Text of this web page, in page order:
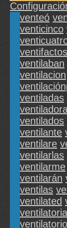
venteó
venticinco
ventifactos
ventilaban
ventilacion
ventiladas
ventilados
ventilante
ventilare
ventilarlas
ventilarme
ventilarán
ventilas
ventilated
ventilatoria